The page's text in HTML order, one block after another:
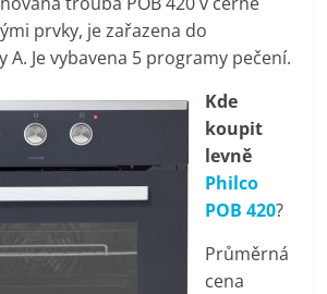
prvky, je zařazena do
A. Je vybavena 5 programy pečení.
Kde
koupit
levně
Philco
POB 420?
Průměrná
cena